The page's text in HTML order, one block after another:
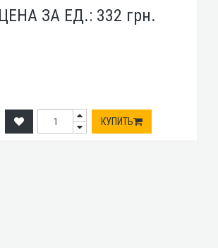
ЦЕНА ЗА ЕД.: 332 грн.
КУПИТЬ